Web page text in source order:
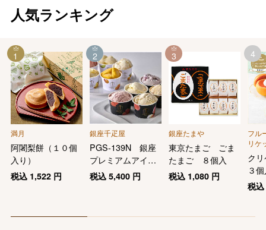
人気ランキング
満月
阿闍梨餅（１０個
入り）
税込 1,522円
1
銀座千疋屋
PGS-139N 銀座
プレミアムアイス
＆ソルベ10個
税込5,400 円
2
銀座たまや
東京たまご ごま
たまご ８個入
税込 1,080 円
3
フル
リケ
ク
３
税
4